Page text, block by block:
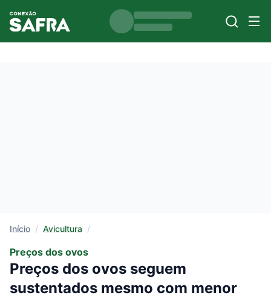
Início / Avicultura /
Preços dos ovos
Preços dos ovos seguem
sustentados mesmo com menor